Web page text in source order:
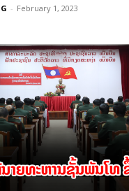
- February 1, 2023